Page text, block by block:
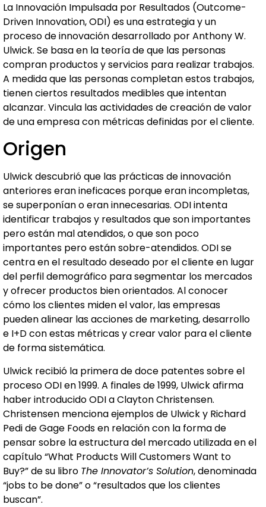
La Innovación Impulsada por Resultados (Outcome-
Driven Innovation, ODI) es una estrategia y un
proceso de innovación desarrollado por Anthony W.
Ulwick. Se basa en la teoría de que las personas
compran productos y servicios para realizar trabajos.
A medida que las personas completan estos trabajos,
tienen ciertos resultados medibles que intentan
alcanzar. Vincula las actividades de creación de valor
de una empresa con métricas definidas por el cliente.
Origen
Ulwick descubrió que las prácticas de innovación
anteriores eran ineficaces porque eran incompletas,
se superponían o eran innecesarias. ODI intenta
identificar trabajos y resultados que son importantes
pero están mal atendidos, o que son poco
importantes pero están sobre-atendidos. ODI se
centra en el resultado deseado por el cliente en lugar
del perfil demográfico para segmentar los mercados
y ofrecer productos bien orientados. Al conocer
cómo los clientes miden el valor, las empresas
pueden alinear las acciones de marketing, desarrollo
e I+D con estas métricas y crear valor para el cliente
de forma sistemática.
Ulwick recibió la primera de doce patentes sobre el
proceso ODI en 1999. A finales de 1999, Ulwick afirma
haber introducido ODI a Clayton Christensen.
Christensen menciona ejemplos de Ulwick y Richard
Pedi de Gage Foods en relación con la forma de
pensar sobre la estructura del mercado utilizada en el
capítulo “What Products Will Customers Want to
Buy?” de su libro The Innovator’s Solution, denominada
“jobs to be done” o “resultados que los clientes
buscan”.